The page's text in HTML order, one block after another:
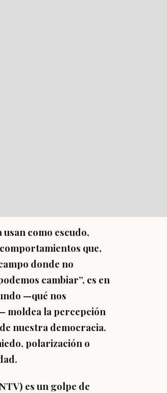
como escudo,
que,
donde no
cambiar”, es en
—qué nos
moldea la percepción
nuestra democracia.
polarización o
.
es un golpe de